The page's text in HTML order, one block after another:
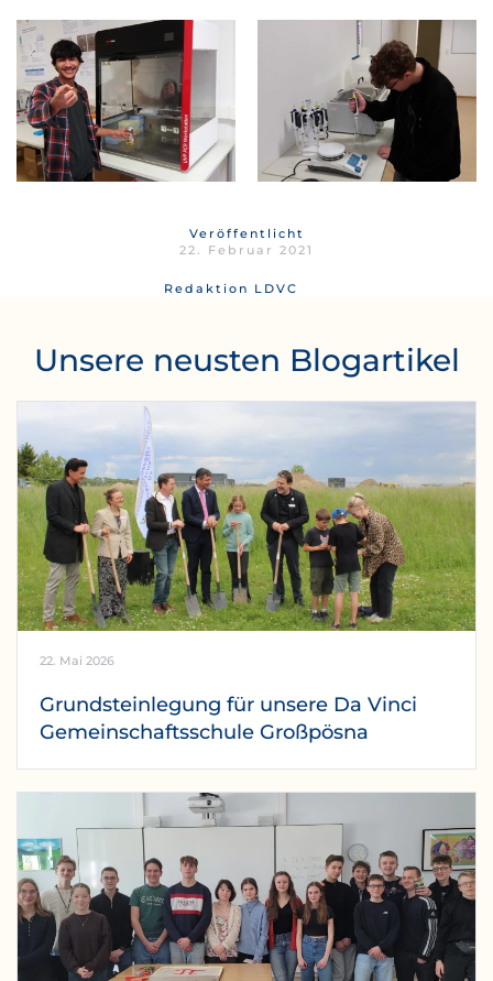
Veröffentlicht
22. Februar 2021
Redaktion LDVC
Unsere neusten Blogartikel
22. Mai 2026
Grundsteinlegung für unsere Da Vinci
Gemeinschaftsschule Großpösna